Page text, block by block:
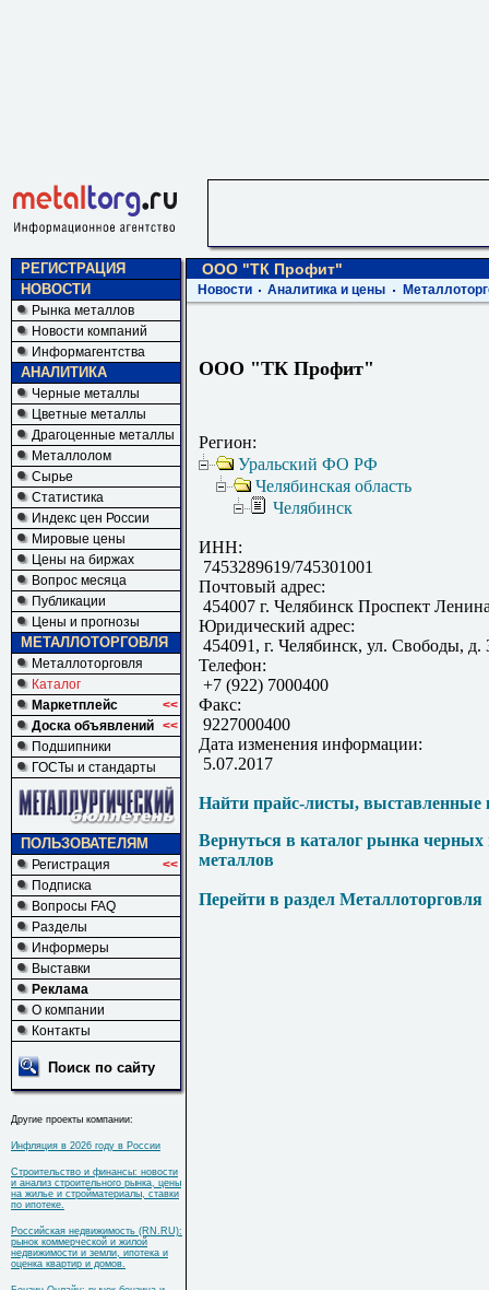
РЕГИСТРАЦИЯ
НОВОСТИ
Рынка металлов
Новости компаний
Информагентства
АНАЛИТИКА
Черные металлы
Цветные металлы
Драгоценные металлы
Металлолом
Сырье
Статистика
Индекс цен России
Мировые цены
Цены на биржах
Вопрос месяца
Публикации
Цены и прогнозы
МЕТАЛЛОТОРГОВЛЯ
Металлоторговля
Каталог
Маркетплейс
<<
Доска объявлений <<
Подшипники
ГОСТы и стандарты
ПОЛЬЗОВАТЕЛЯМ
Регистрация
<<
Подписка
Вопросы FAQ
Разделы
Информеры
Выставки
Реклама
О компании
Контакты
Поиск по сайту
Другие проекты компании:
Инфляция в 2026 году в России
Строительство и финансы: новости
и анализ строительного рынка, цены
на жилье и стройматериалы, ставки
по ипотеке.
Российская недвижимость (RN.RU):
рынок коммерческой и жилой
недвижимости и земли, ипотека и
оценка квартир и домов.
ООО "ТК Профит"
Новости Аналитика и цены
ООО "ТК Профит"
Регион:
Уральский ФО РФ
Челябинская область
Челябинск
ИНН:
7453289619/745301001
Почтовый адрес:
454007 г. Челябинск Проспект
Юридический адрес:
454091, г. Челябинск, ул. Свободы, д.
Телефон:
+7 (922) 7000400
Факс:
9227000400
Дата изменения информации:
5.07.2017
Найти прайс-листы, выставленные
Вернуться в каталог рынка
металлов
Перейти в раздел Металлоторговля